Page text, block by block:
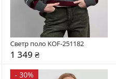
Светр поло KOF-251182
1 349 ₴
- 30%